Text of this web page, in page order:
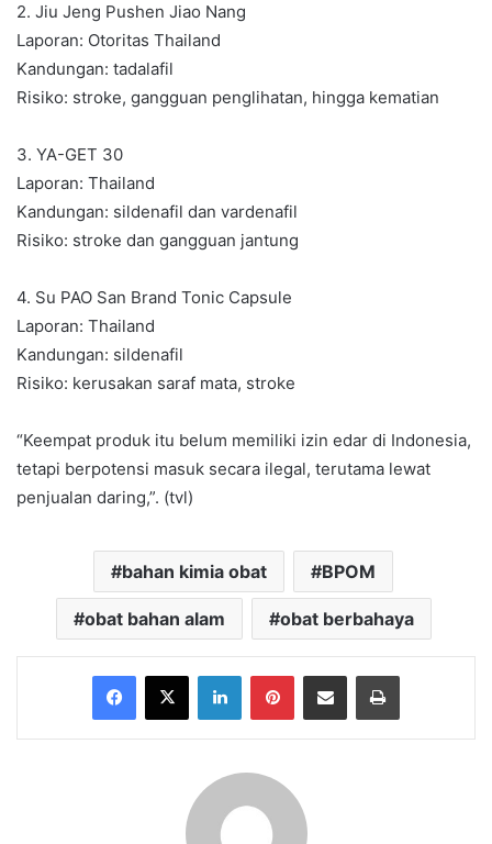
2. Jiu Jeng Pushen Jiao Nang
Laporan: Otoritas Thailand
Kandungan: tadalafil
Risiko: stroke, gangguan penglihatan, hingga kematian
3. YA-GET 30
Laporan: Thailand
Kandungan: sildenafil dan vardenafil
Risiko: stroke dan gangguan jantung
4. Su PAO San Brand Tonic Capsule
Laporan: Thailand
Kandungan: sildenafil
Risiko: kerusakan saraf mata, stroke
“Keempat produk itu belum memiliki izin edar di Indonesia,
tetapi berpotensi masuk secara ilegal, terutama lewat
penjualan daring,”. (tvl)
bahan kimia obat BPOM
obat bahan alam obat berbahaya
Facebook
X LinkedInPinterestShare via Email Print